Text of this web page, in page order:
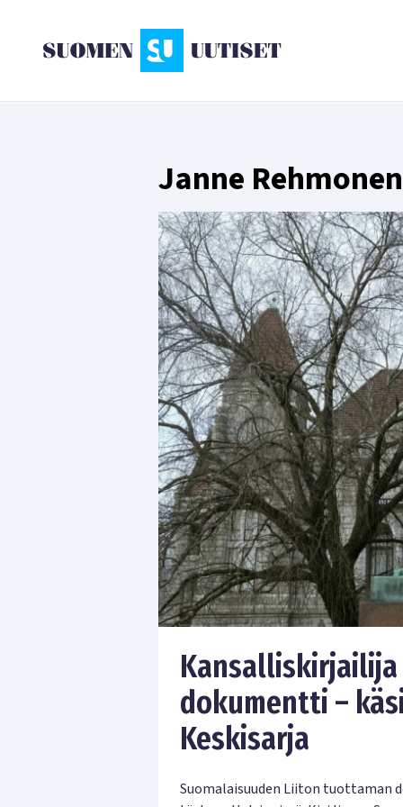
Janne Rehmonen
dokumentti –
Keskisarja
Suomalaisuuden Liiton tuottaman